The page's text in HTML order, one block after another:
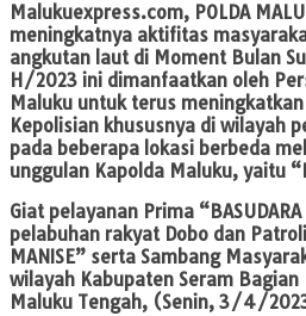
Malukuexpress.com, POLDA
meningkatnya aktifitas
angkutan laut di Moment Bulan
H/2023 ini dimanfaatkan oleh
Maluku untuk terus
Kepolisian khususnya di wilayah
pada beberapa lokasi berbeda
unggulan Kapolda Maluku, yaitu
Giat pelayanan Prima
pelabuhan rakyat Dobo dan Patroli
MANISE” serta Sambang
wilayah Kabupaten Seram
Maluku Tengah, (Senin, 3/4/